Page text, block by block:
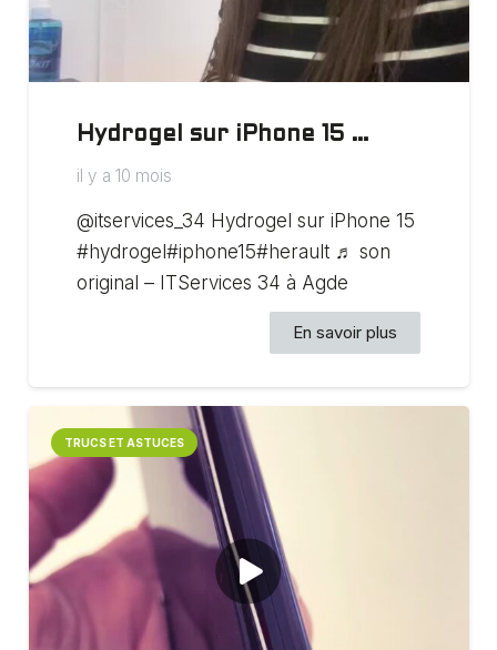
Hydrogel sur iPhone 15 …
il y a 10 mois
@itservices_34 Hydrogel sur iPhone 15
#hydrogel#iphone15#herault ♬ son
original – ITServices 34 à Agde
En savoir plus
TRUCS ET ASTUCES